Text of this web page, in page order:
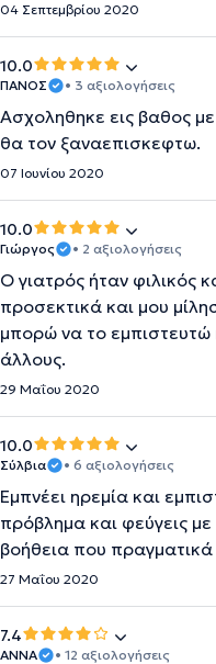
04 Σεπτεμβρίου 2020
10.0
ΠΑΝΟΣ • 3 αξιολογήσεις
Ασχοληθηκε εις βαθος
θα τον ξαναεπισκεφτω.
07 Ιουνίου 2020
10.0
Γιώργος • 2 αξιολογήσεις
Ο γιατρός ήταν φιλικός
προσεκτικά και μου
μπορώ να το εμπιστευτώ
άλλους.
29 Μαΐου 2020
10.0
Σύλβια • 6 αξιολογήσεις
Εμπνέει ηρεμία και
πρόβλημα και φεύγεις
βοήθεια που πραγματικά
27 Μαΐου 2020
7.4
ΑΝΝΑ • 12 αξιολογήσεις